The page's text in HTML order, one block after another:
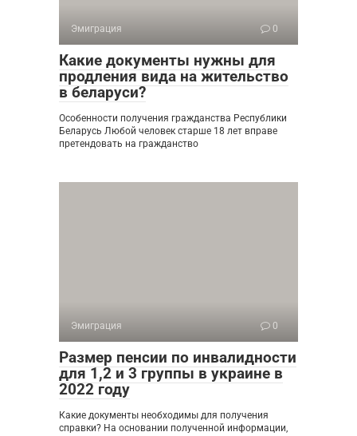
Эмиграция 0
Какие документы нужны для
продления вида на жительство
в беларуси?
Особенности получения гражданства Республики
Беларусь Любой человек старше 18 лет вправе
претендовать на гражданство
Эмиграция 0
Размер пенсии по инвалидности
для 1,2 и 3 группы в украине в
2022 году
Какие документы необходимы для получения
справки? На основании полученной информации,